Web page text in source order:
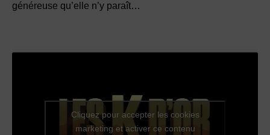
généreuse qu’elle n’y paraît…
Cliquez pour accepter les cookies
marketing et activer ce contenu